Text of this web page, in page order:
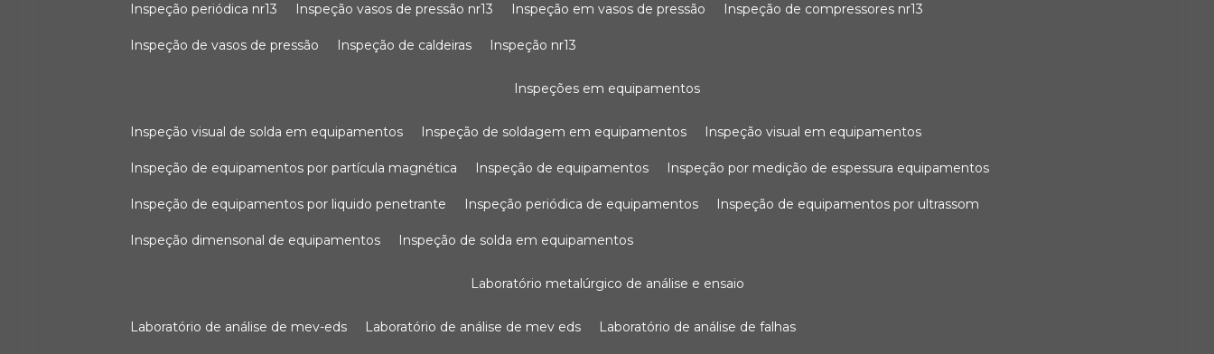
inspeção periódica nr13 inspeção vasos de pressão nr13 inspeção em vasos de pressão inspeção de compressores nr13
inspeção de vasos de pressão inspeção de caldeiras inspeção nr13
inspeções em equipamentos
inspeção visual de solda em equipamentos inspeção de soldagem em equipamentos inspeção visual em equipamentos
inspeção de equipamentos por partícula magnética inspeção de equipamentos inspeção por medição de espessura equipamentos
inspeção de equipamentos por liquido penetrante inspeção periódica de equipamentos inspeção de equipamentos por ultrassom
inspeção dimensonal de equipamentos inspeção de solda em equipamentos
laboratório metalúrgico de análise e ensaio
laboratório de análise de mev-eds laboratório de análise de mev eds laboratório de análise de falhas